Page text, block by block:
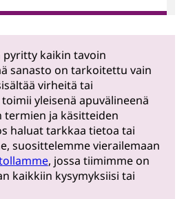
kaikin tavoin
sanasto on tarkoitettu vain
virheitä tai
yleisenä apuvälineenä
termien ja käsitteiden
haluat tarkkaa tietoa tai
suosittelemme vierailemaan
, jossa tiimimme on
kaikkiin kysymyksiisi tai